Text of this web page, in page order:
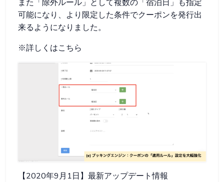
また「除外ルール」として複数の「宿泊日」も指定
可能になり、より限定した条件でクーポンを発行出
来るようになりました。
※詳しくはこちら
【2020年9月1日】最新アップデート情報